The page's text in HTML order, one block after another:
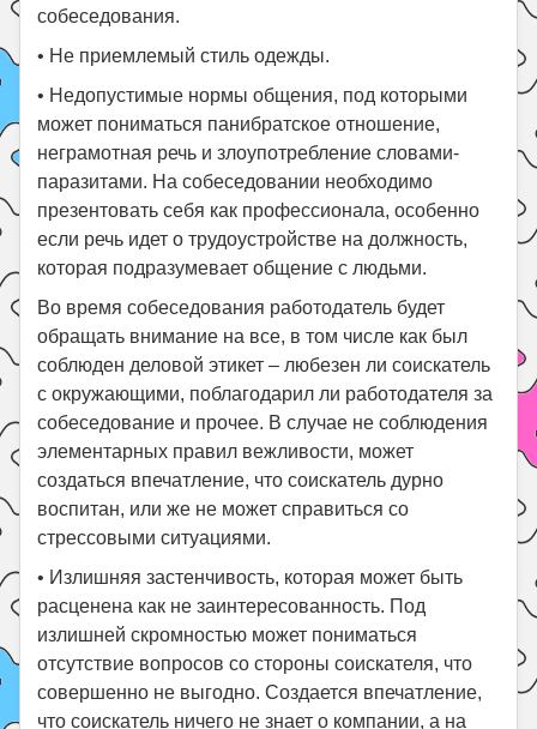
собеседования.
• Не приемлемый стиль одежды.
• Недопустимые нормы общения, под которыми
может пониматься панибратское отношение,
неграмотная речь и злоупотребление словами-
паразитами. На собеседовании необходимо
презентовать себя как профессионала, особенно
если речь идет о трудоустройстве на должность,
которая подразумевает общение с людьми.
Во время собеседования работодатель будет
обращать внимание на все, в том числе как был
соблюден деловой этикет – любезен ли соискатель
с окружающими, поблагодарил ли работодателя за
собеседование и прочее. В случае не соблюдения
элементарных правил вежливости, может
создаться впечатление, что соискатель дурно
воспитан, или же не может справиться со
стрессовыми ситуациями.
• Излишняя застенчивость, которая может быть
расценена как не заинтересованность. Под
излишней скромностью может пониматься
отсутствие вопросов со стороны соискателя, что
совершенно не выгодно. Создается впечатление,
что соискатель ничего не знает о компании, а на